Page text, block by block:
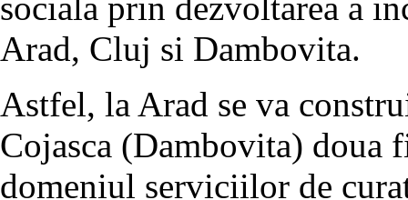
sociala prin dezvoltarea a
Arad, Cluj si Dambovita.
Astfel, la Arad se va
Cojasca (Dambovita) doua
domeniul serviciilor de